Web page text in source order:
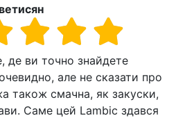
де ви точно знайдете
але не сказати про
також смачна, як закуски,
Саме цей Lambic здався